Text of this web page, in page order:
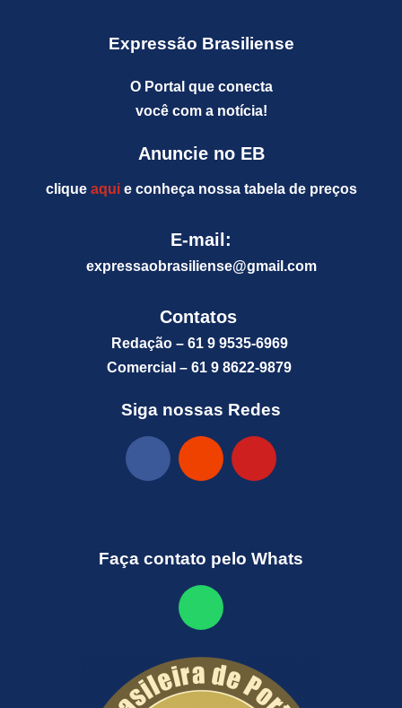
Expressão Brasiliense
O Portal que conecta
você com a notícia!
Anuncie no EB
clique aquie conheça nossa tabela de preços
E-mail:
expressaobrasiliense@gmail.com
Contatos
Redação – 61 9 9535-6969
Comercial – 61 9 8622-9879
Siga nossas Redes
Faça contato pelo Whats